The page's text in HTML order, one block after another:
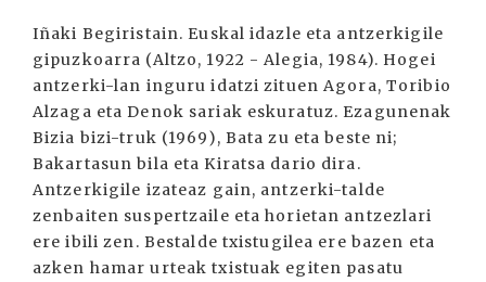
Iñaki Begiristain. Euskal idazle eta antzerkigile
gipuzkoarra (Altzo, 1922 - Alegia, 1984). Hogei
antzerki-lan inguru idatzi zituen Agora, Toribio
Alzaga eta Denok sariak eskuratuz. Ezagunenak
Bizia bizi-truk (1969), Bata zu eta beste ni;
Bakartasun bila eta Kiratsa dario dira.
Antzerkigile izateaz gain, antzerki-talde
zenbaiten suspertzaile eta horietan antzezlari
ere ibili zen. Bestalde txistugilea ere bazen eta
azken hamar urteak txistuak egiten pasatu